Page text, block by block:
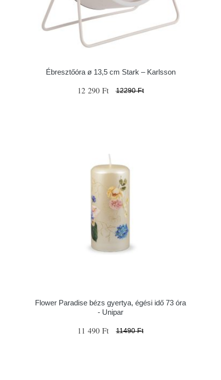
Ébresztőóra ø 13,5 cm Stark – Karlsson
12 290 Ft 12290 Ft
Flower Paradise bézs gyertya, égési idő 73 óra
- Unipar
11 490 Ft 11490 Ft